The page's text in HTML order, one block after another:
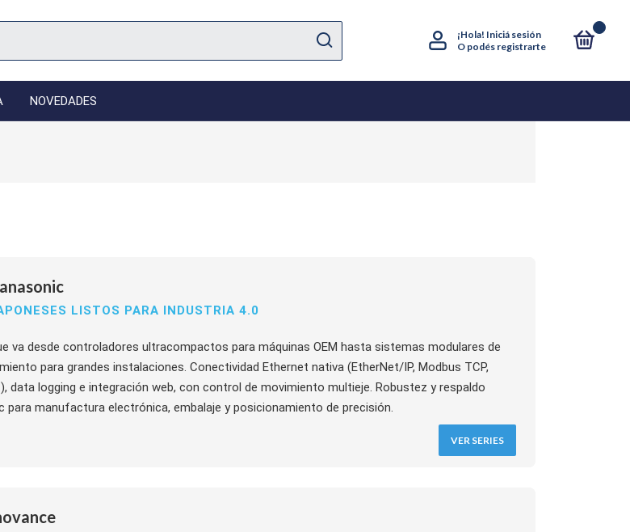
¡Hola! Iniciá sesión
O podés registrarte
NOVEDADES
LISTOS PARA INDUSTRIA 4.0
va desde controladores ultracompactos para máquinas OEM hasta sistemas modulares de
para grandes instalaciones. Conectividad Ethernet nativa (EtherNet/IP, Modbus TCP,
data logging e integración web, con control de movimiento multieje. Robustez y respaldo
para manufactura electrónica, embalaje y posicionamiento de precisión.
VER SERIES